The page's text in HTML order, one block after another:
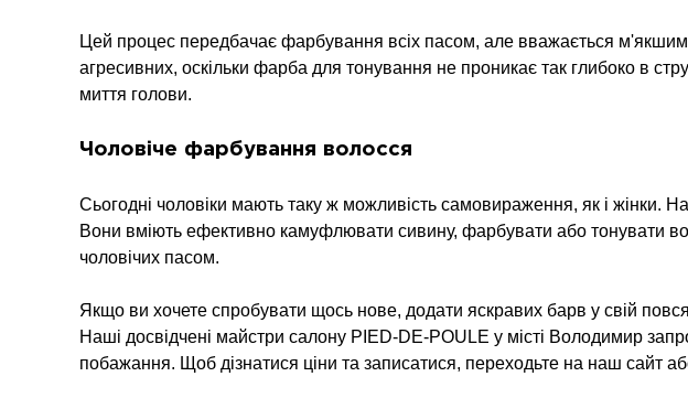
Цей процес передбачає фарбування всіх пасом, але вважається
агресивних, оскільки фарба для тонування не проникає так глибоко в
миття голови.
Чоловіче фарбування волосся
Сьогодні чоловіки мають таку ж можливість самовираження, як і жінки.
Вони вміють ефективно камуфлювати сивину, фарбувати або тонувати
чоловічих пасом.
Якщо ви хочете спробувати щось нове, додати яскравих барв у свій
Наші досвідчені майстри салону PIED-DE-POULE у місті Володимир
побажання. Щоб дізнатися ціни та записатися, переходьте на наш сайт